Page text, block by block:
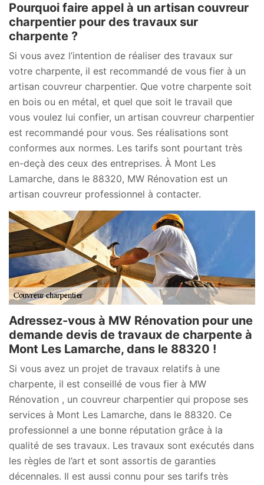
Pourquoi faire appel à un artisan couvreur
charpentier pour des travaux sur
charpente ?
Si vous avez l’intention de réaliser des travaux sur
votre charpente, il est recommandé de vous fier à un
artisan couvreur charpentier. Que votre charpente soit
en bois ou en métal, et quel que soit le travail que
vous voulez lui confier, un artisan couvreur charpentier
est recommandé pour vous. Ses réalisations sont
conformes aux normes. Les tarifs sont pourtant très
en-deçà des ceux des entreprises. À Mont Les
Lamarche, dans le 88320, MW Rénovation est un
artisan couvreur professionnel à contacter.
Adressez-vous à MW Rénovation pour une
demande devis de travaux de charpente à
Mont Les Lamarche, dans le 88320 !
Si vous avez un projet de travaux relatifs à une
charpente, il est conseillé de vous fier à MW
Rénovation , un couvreur charpentier qui propose ses
services à Mont Les Lamarche, dans le 88320. Ce
professionnel a une bonne réputation grâce à la
qualité de ses travaux. Les travaux sont exécutés dans
les règles de l’art et sont assortis de garanties
décennales. Il est aussi connu pour ses tarifs très